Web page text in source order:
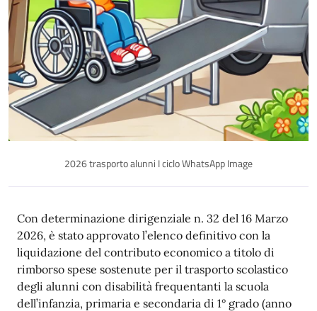
2026 trasporto alunni I ciclo WhatsApp Image
Descrizione
Con determinazione dirigenziale n. 32 del 16 Marzo
2026, è stato approvato l’elenco definitivo con la
liquidazione del contributo economico a titolo di
rimborso spese sostenute per il trasporto scolastico
degli alunni con disabilità frequentanti la scuola
dell’infanzia, primaria e secondaria di 1° grado (anno